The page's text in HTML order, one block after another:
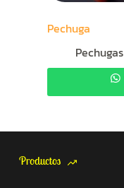
Pechuga
Pechugas
Productos